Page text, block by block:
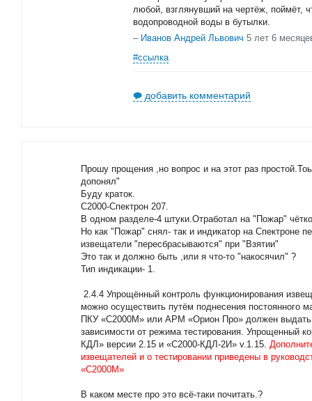
любой, взглянувший на чертёж, поймёт,
водопроводной воды в бутылки.
– Иванов Андрей Львович 5 лет 6
#ссылка
добавить комментарий
Прошу прощения ,но вопрос и на этот раз
допонял"
Буду краток.
С2000-Спектрон 207.
В одном разделе-4 штуки.Отработал на "Пожар"
Но как "Пожар" снял- так и индикатор на Спектроне
извещатели "пересбрасываются" при "Взятии"
Это так и должно быть ,или я что-то "накосячил" ?
Тип индикации- 1.
2.4.4 Упрощённый контроль функционирования
можно осуществить путём поднесения постоянного
ПКУ «С2000М» или АРМ «Орион Про» должен
зависимости от режима тестирования. Упрощенный
КДЛ» версии 2.15 и «С2000-КДЛ-2И» v.1.15.
извещателей и о тестировании приведены в
«С2000М»
В каком месте про это всё-таки почитать.?